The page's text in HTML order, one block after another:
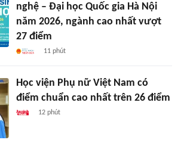
nghệ – Đại học Quốc gia Hà Nội
năm 2026, ngành cao nhất vượt
27 điểm
11 phút
Học viện Phụ nữ Việt Nam có
điểm chuẩn cao nhất trên 26 điểm
12 phút